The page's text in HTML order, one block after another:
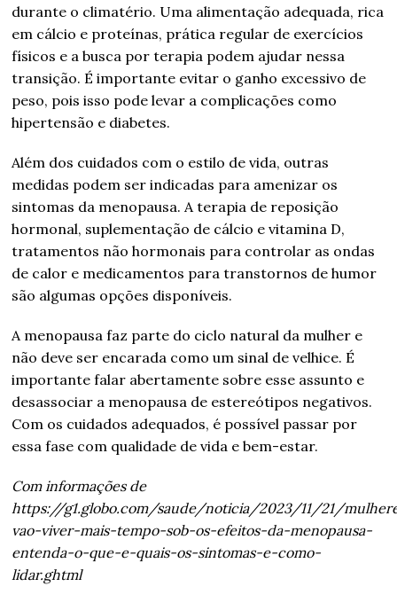
durante o climatério. Uma alimentação adequada, rica
em cálcio e proteínas, prática regular de exercícios
físicos e a busca por terapia podem ajudar nessa
transição. É importante evitar o ganho excessivo de
peso, pois isso pode levar a complicações como
hipertensão e diabetes.
Além dos cuidados com o estilo de vida, outras
medidas podem ser indicadas para amenizar os
sintomas da menopausa. A terapia de reposição
hormonal, suplementação de cálcio e vitamina D,
tratamentos não hormonais para controlar as ondas
de calor e medicamentos para transtornos de humor
são algumas opções disponíveis.
A menopausa faz parte do ciclo natural da mulher e
não deve ser encarada como um sinal de velhice. É
importante falar abertamente sobre esse assunto e
desassociar a menopausa de estereótipos negativos.
Com os cuidados adequados, é possível passar por
essa fase com qualidade de vida e bem-estar.
Com informações de
https://g1.globo.com/saude/noticia/2023/11/21/
vao-viver-mais-tempo-sob-os-efeitos-da-menopausa-
entenda-o-que-e-quais-os-sintomas-e-como-
lidar.ghtml